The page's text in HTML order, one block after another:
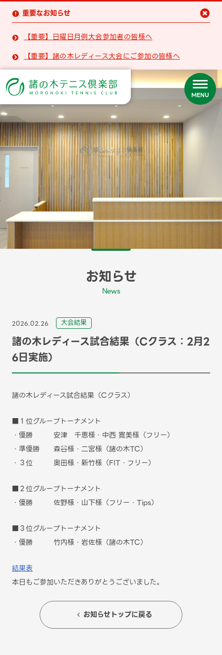
 重要なお知らせ
 【重要】日曜日月例大会参加者の皆様へ
 【重要】諸の木レディース大会にご参加の皆様へ

MENU
お知らせ
News
2026.02.26 ⼤会結果
諸の木レディース試合結果（Cクラス：2月2
6日実施）
諸の木レディース試合結果（Cクラス）
■１位グループトーナメント
・優勝 安津 千恵様・中西 寛美様（フリー）
・準優勝 森谷様・二宮様（諸の木TC）
・３位 奥田様・新竹様（FIT・フリー）
■２位グループトーナメント
・優勝 佐野様・山下様（フリー・Tips）
■３位グループトーナメント
・優勝 竹内様・岩佐様（諸の木TC）
結果表
本日もご参加いただきありがとうございました。
 お知らせトップに戻る